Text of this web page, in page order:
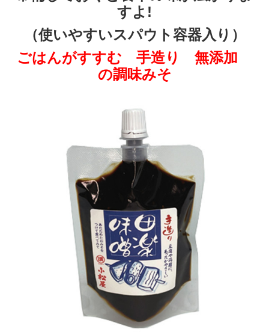
すよ!
（使いやすいスパウト容器入り）
ごはんがすすむ 手造り 無添加
の調味みそ